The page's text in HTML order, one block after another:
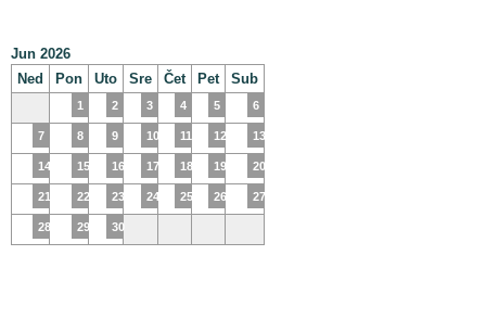
Jun 2026
Ned
Pon Uto Sre Čet Pet Sub
1 2 3 4 5 6
7 8 9 10 11 12 13
14 15 16 17 18 19 20
21 22 23 24 25 26 27
28 29 30